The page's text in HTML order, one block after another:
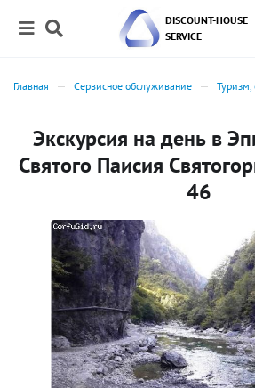
DISCOUNT-HOUSE
SERVICE
Главная Сервисное обслуживание Туризм,
Экскурсия на день в
Святого Паисия
46